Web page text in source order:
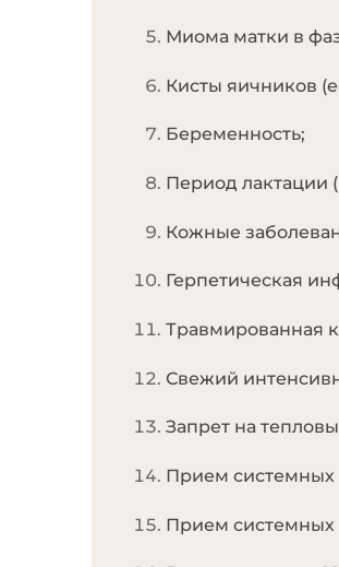
Миома матки в
Кисты яичников
Беременность;
Период лактации
Кожные
Герпетическая
Травмированная
Свежий
Запрет на
Прием системных
Прием системных